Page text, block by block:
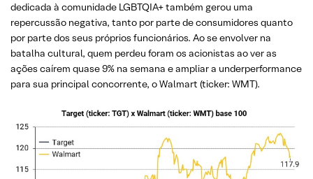
dedicada à comunidade LGBTQIA+ também gerou uma
repercussão negativa, tanto por parte de consumidores quanto
por parte dos seus próprios funcionários. Ao se envolver na
batalha cultural, quem perdeu foram os acionistas ao ver as
ações caírem quase 9% na semana e ampliar a underperformance
para sua principal concorrente, o Walmart (ticker: WMT).